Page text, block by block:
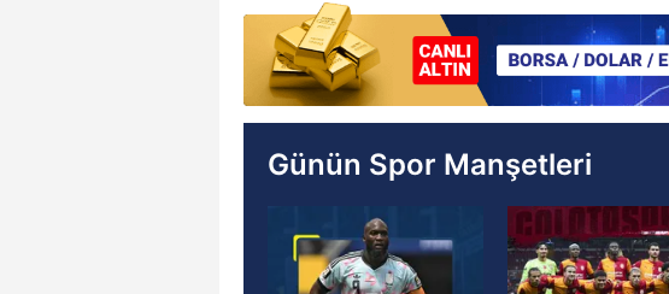
Günün Spor Manşetleri